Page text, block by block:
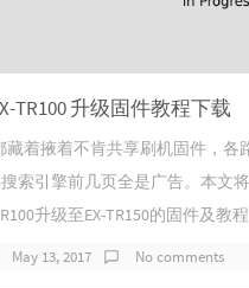
TR100 升级固件教程下载
藏着掖着不肯共享刷机固件，各
搜索引擎前几页全是广告。本文
升级至EX-TR150的固件及教程
May 13, 2017 No comments